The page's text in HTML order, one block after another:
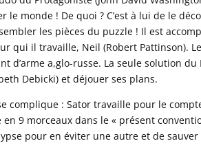
monde ! De quoi ? C’est à lui de le
les pièces du puzzle ! Il est
qui il travaille, Neil (Robert Pattinson).
d’arme a,glo-russe. La seule solution
Debicki) et déjouer ses plans.
complique : Sator travaille pour le
9 morceaux dans le « présent
pour en éviter une autre et de